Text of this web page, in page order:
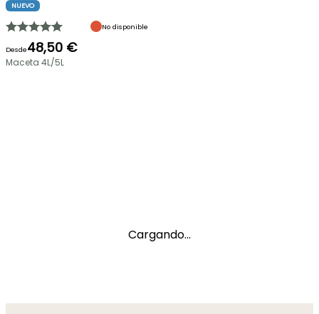
NUEVO
No disponible
Desde48,50 €
Maceta 4L/5L
Cargando...